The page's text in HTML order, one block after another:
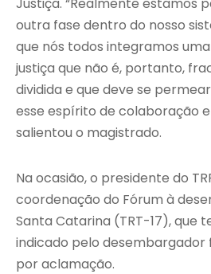
outra fase dentro do nosso
que nós todos integramos
justiça que não é, portanto,
dividida e que deve se
esse espírito de colaboração e
salientou o magistrado.
Na ocasião, o presidente do
coordenação do Fórum à
Santa Catarina (TRT-17), que
indicado pelo
por aclamação.